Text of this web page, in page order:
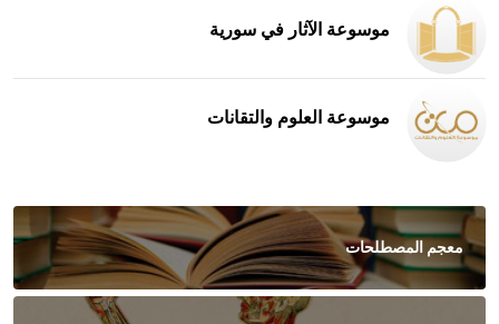
موسوعة الآثار في سورية
موسوعة العلوم والتقانات
معجم المصطلحات